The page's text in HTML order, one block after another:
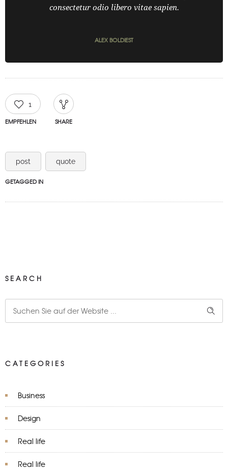
consectetur odio libero vitae sapien.
ALEX BOLDIEST
1
EMPFEHLEN SHARE
post quote
GETAGGED IN
SEARCH
CATEGORIES
Business
Design
Real life
Real life